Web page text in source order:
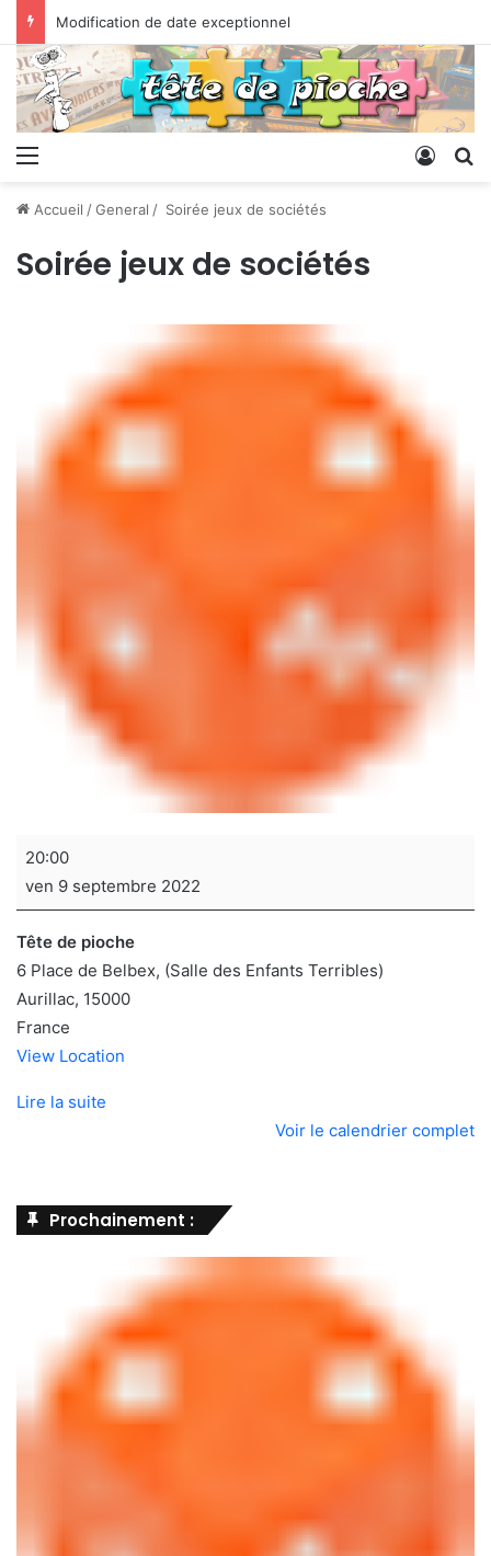
Modification de date exceptionnel
Menu
Accueil /General / Soirée jeux de sociétés
Soirée jeux de sociétés
Soirée
de
sociétés
20:00
ven 9 septembre 2022
Tête de pioche
6 Place de Belbex (Salle des Enfants Terribles)
Aurillac, 15000
France
View Location
Lire la suite
Voir le calendrier complet
Prochainement :